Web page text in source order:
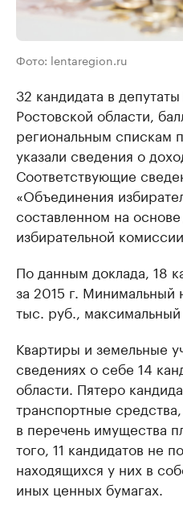
Фото: lentaregion.ru
32 кандидата в
Ростовской области,
региональным спискам
указали сведения о
Соответствующие
«Объединения
составленном на
избирательной комиссии.
По данным доклада, 18
за 2015 г. Минимальный
тыс. руб.,
Квартиры и земельные
сведениях о себе 14
области. Пятеро
транспортные
в перечень имущества
того, 11 кандидатов не
находящихся у них в
иных ценных бумагах.